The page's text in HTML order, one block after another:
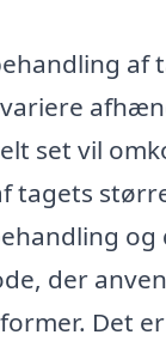
af
set vil
tagets
og
der
Det